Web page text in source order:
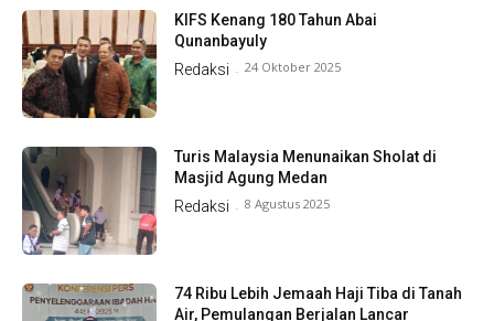
KIFS Kenang 180 Tahun Abai
Qunanbayuly
Redaksi - 24 Oktober 2025
Turis Malaysia Menunaikan Sholat di
Masjid Agung Medan
Redaksi - 8 Agustus 2025
74 Ribu Lebih Jemaah Haji Tiba di Tanah
Air, Pemulangan Berjalan Lancar